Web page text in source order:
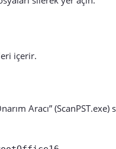
içerir.
Aracı” (ScanPST.exe)